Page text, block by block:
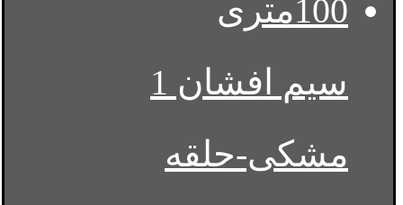
سیم افشان 1
مشکی-حلقه